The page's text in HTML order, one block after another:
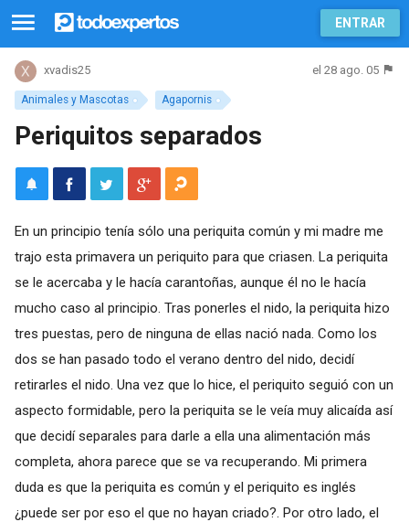
ENTRAR
Animales y Mascotas Agapornis
xvadis25 el 28 ago. 05
Periquitos separados
En un principio tenía sólo una periquita común y mi madre me
trajo esta primavera un periquito para que criasen. La periquita
se le acercaba y le hacía carantoñas, aunque él no le hacía
mucho caso al principio. Tras ponerles el nido, la periquita hizo
tres puestas, pero de ninguna de ellas nació nada. Como los
dos se han pasado todo el verano dentro del nido, decidí
retirarles el nido. Una vez que lo hice, el periquito seguió con un
aspecto formidable, pero la periquita se le veía muy alicaída así
que decidí separales para darle a ella una alimentación más
completa, ahora parece que se va recuperando. Mi primera
duda es que la periquita es común y el periquito es inglés
¿puede ser por eso el que no hayan criado?. Por otro lado, el